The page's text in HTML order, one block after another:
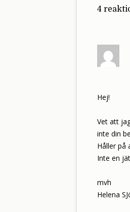
4
Hej!
Vet att
inte din
Håller på
Inte en
mvh
Helena